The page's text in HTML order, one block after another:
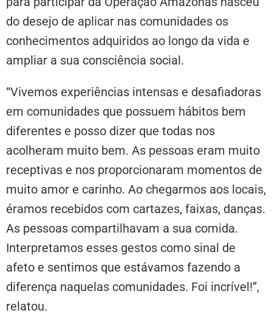
do desejo de aplicar nas comunidades os
conhecimentos adquiridos ao longo da vida e
ampliar a sua consciência social.
“Vivemos experiências intensas e desafiadoras
em comunidades que possuem hábitos bem
diferentes e posso dizer que todas nos
acolheram muito bem. As pessoas eram muito
receptivas e nos proporcionaram momentos de
muito amor e carinho. Ao chegarmos aos locais,
éramos recebidos com cartazes, faixas, danças.
As pessoas compartilhavam a sua comida.
Interpretamos esses gestos como sinal de
afeto e sentimos que estávamos fazendo a
diferença naquelas comunidades. Foi incrível!”,
relatou.